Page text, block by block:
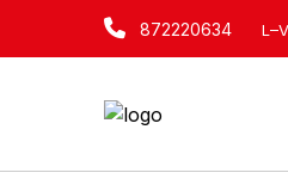
872220634